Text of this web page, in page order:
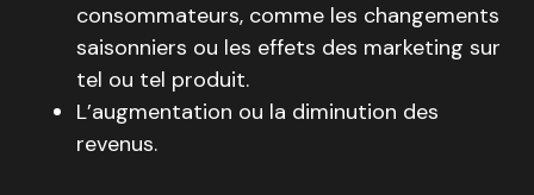
consommateurs, comme les changements
saisonniers ou les effets des marketing sur
tel ou tel produit.
L’augmentation ou la diminution des
revenus.